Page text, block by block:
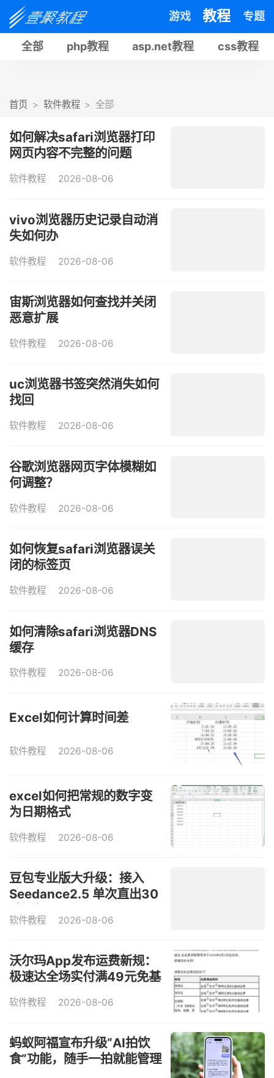
游戏 教程 专题
全部 php教程 asp.net教程 css教程
首页 软件教程 全部
如何解决safari浏览器打印
网页内容不完整的问题
软件教程 2026-08-06
vivo浏览器历史记录自动消
失如何办
软件教程 2026-08-06
宙斯浏览器如何查找并关闭
恶意扩展
软件教程 2026-08-06
uc浏览器书签突然消失如何
找回
软件教程 2026-08-06
谷歌浏览器网页字体模糊如
何调整？
软件教程 2026-08-06
如何恢复safari浏览器误关
闭的标签页
软件教程 2026-08-06
如何清除safari浏览器DNS
缓存
软件教程 2026-08-06
Excel如何计算时间差
软件教程 2026-08-06
excel如何把常规的数字变
为日期格式
软件教程 2026-08-06
豆包专业版大升级：接入
Seedance2.5 单次直出30
软件教程 2026-08-06
沃尔玛App发布运费新规：
极速达全场实付满49元免基
软件教程 2026-08-06
蚂蚁阿福宣布升级“AI拍饮
食”功能，随手一拍就能管理